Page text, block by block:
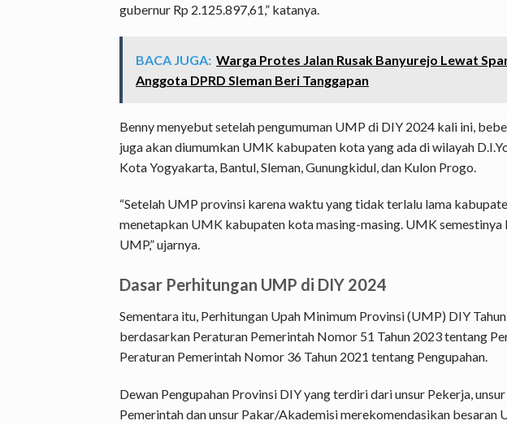
gubernur Rp 2.125.897,61,” katanya.
BACA JUGA: Warga Protes Jalan Rusak Banyurejo Lewat
Anggota DPRD Sleman Beri Tanggapan
Benny menyebut setelah pengumuman UMP di DIY 2024 kali ini,
juga akan diumumkan UMK kabupaten kota yang ada di wilayah
Kota Yogyakarta, Bantul, Sleman, Gunungkidul, dan Kulon Progo.
“Setelah UMP provinsi karena waktu yang tidak terlalu lama
menetapkan UMK kabupaten kota masing-masing. UMK
UMP,” ujarnya.
Dasar Perhitungan UMP di DIY 2024
Sementara itu, Perhitungan Upah Minimum Provinsi (UMP) DIY
berdasarkan Peraturan Pemerintah Nomor 51 Tahun 2023 tentang
Peraturan Pemerintah Nomor 36 Tahun 2021 tentang Pengupahan.
Dewan Pengupahan Provinsi DIY yang terdiri dari unsur Pekerja, unsur
Pemerintah dan unsur Pakar/Akademisi merekomendasikan besaran